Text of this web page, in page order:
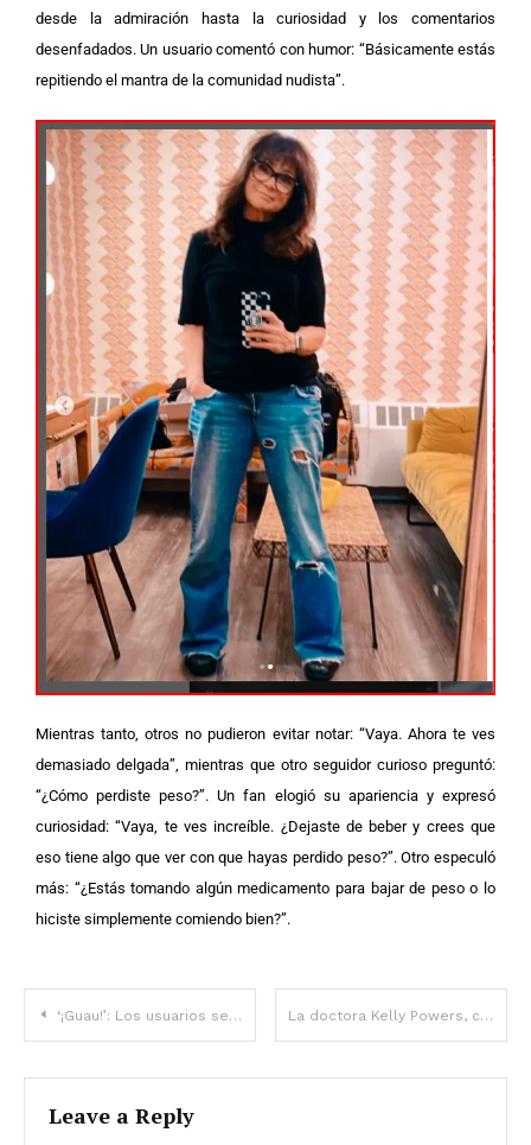
desde la admiración hasta la curiosidad y los comentarios
desenfadados. Un usuario comentó con humor: “Básicamente estás
repitiendo el mantra de la comunidad nudista”.
Mientras tanto, otros no pudieron evitar notar: “Vaya. Ahora te ves
demasiado delgada”, mientras que otro seguidor curioso preguntó:
“¿Cómo perdiste peso?”.Un fan elogió su apariencia y expresó
curiosidad: “Vaya, te ves increíble. ¿Dejaste de beber y crees que
eso tiene algo que ver con que hayas perdido peso?”. Otro especuló
más: “¿Estás tomando algún medicamento para bajar de peso o lo
hiciste simplemente comiendo bien?”.
‘¡Guau!’: Los usuarios se quedan atónitos tras ver a la nieta de 18 años de Sophia Loren, que ‘se parece a su abuela’ – Fotos y vídeos La doctora Kelly Powers, colaboradora de Fox News, muere a los 45 años y deja atrás a su hijo de 3 años
Leave a Reply